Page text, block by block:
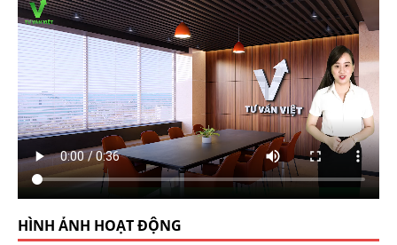
HÌNH ẢNH HOẠT ĐỘNG